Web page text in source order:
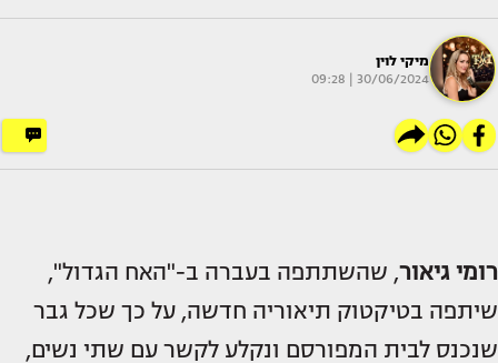
מיקי לוין
30/06/2024 | 09:28
רומי גיאור, שהשתתפה בעברה ב-"האח הגדול",
שיתפה בטיקטוק תיאוריה חדשה, על כך שכל גבר
שנכנס לבית המפורסם ונקלע לקשר עם שתי נשים,